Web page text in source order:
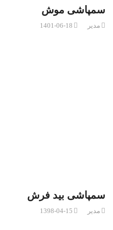
سمپاشی موش
مدیر 1401-06-18
سمپاشی بید فرش
مدیر 1398-04-15